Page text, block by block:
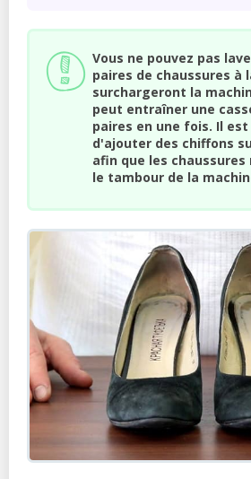
Vous ne pouvez pas
paires de chaussures à
surchargeront la
peut entraîner une
paires en une fois. Il
d'ajouter des chiffons
afin que les
le tambour de la